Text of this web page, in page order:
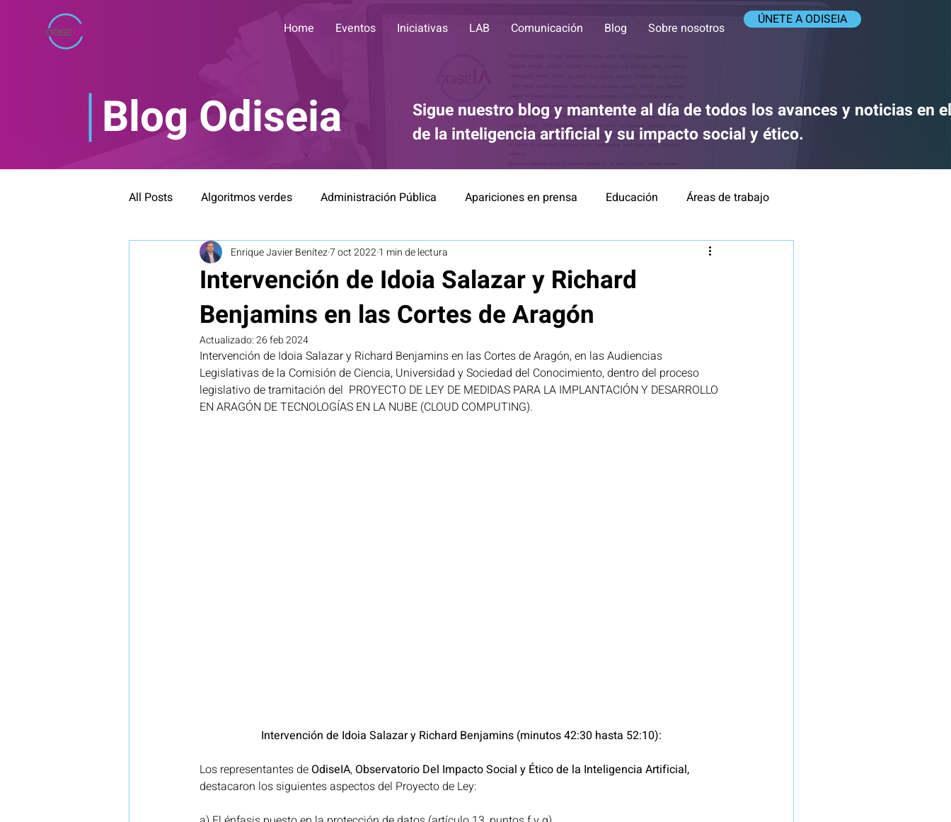
Home Eventos Iniciativas LAB Comunicación Blog Sobre nosotros
ÚNETE A ODISEIA
Blog Odiseia
Sigue nuestro blog y mantente al día de todos los avances y noticias en
de la inteligencia artificial y su impacto social y ético.
All Posts Algoritmos verdes Administración Pública Apariciones en prensa Educación Áreas de trabajo
Bioética y neuroética Blog Divulgación Comunicación Ética y Responsabilidad
IA Inclusiva Formación Finanzas Relación Robots-Personas Noticias
Investigación Noticias Portada Privacidad Salud Seguridad y Defensa Seguros
Intervención de Idoia Salazar y Richard
Benjamins en las Cortes de Aragón
Enrique Javier Benítez7 oct 20221 min de lectura
Actualizado:26 feb 2024
Intervención de Idoia Salazar y Richard Benjamins en las Cortes de Aragón, en las Audiencias
Legislativas de la Comisión de Ciencia, Universidad y Sociedad del Conocimiento, dentro del proceso
legislativo de tramitación del  PROYECTO DE LEY DE MEDIDAS PARA LA IMPLANTACIÓN Y DESARROLLO
EN ARAGÓN DE TECNOLOGÍAS EN LA NUBE (CLOUD COMPUTING).
Intervención de Idoia Salazar y Richard Benjamins (minutos 42:30 hasta 52:10):
Los representantes de OdiseIA, Observatorio Del Impacto Social y Ético de la Inteligencia Artificial,
destacaron los siguientes aspectos del Proyecto de Ley: